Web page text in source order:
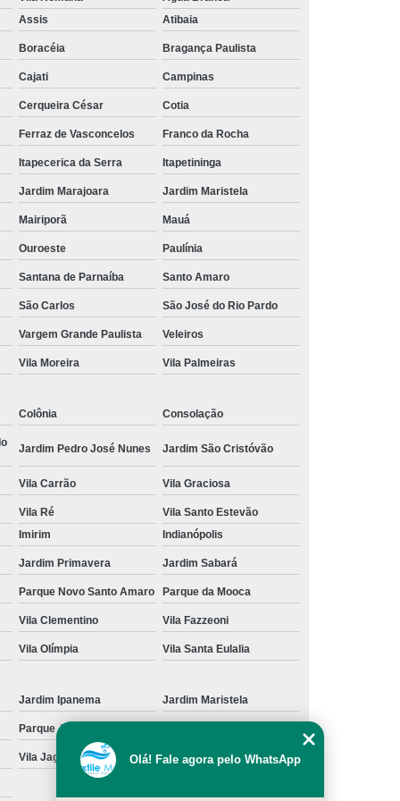
Toalha de Banho Fio Penteado
de Toalha de Banho Algodão
Locação de Toalha de Banho Grande
Aluguel de Toalha de Pedicure
Locação de Toalha de Manicure
Locação de Toalha Manicure Pedicure
de Toalha para Manicure e Pedicure
de Toalha para Pedicure e Manicure
Grande São Paulo
Locação de Toalha Banho e Rosto
de Toalha de Rosto Branca
de Toalha de Rosto Grande São Paulo
Locação de Toalha de Rosto Pequena
Locação de Toalha para Rosto
Aluguel de Toalha Industrial Nova
Aluguel de Toalha para Banheiro
de Toalha Industrial Grande São Paulo
Locação de Toalha Industrial São Paulo
Manta Absorção de óleo
óleo
Manta Absorvente Grande São Paulo
Assis Atibaia
Boracéia Bragança Paulista
Cajati Campinas
Cerqueira César Cotia
Ferraz de Vasconcelos Franco da Rocha
Itapecerica da Serra Itapetininga
Jardim Marajoara Jardim Maristela
Mairiporã Mauá
Ouroeste Paulínia
Santana de Parnaíba Santo Amaro
São Carlos São José do Rio Pardo
Vargem Grande Paulista Veleiros
Vila Moreira Vila Palmeiras
Colônia Consolação
Jardim Pedro José Nunes Jardim São Cristóvão
Vila Carrão Vila Graciosa
Vila Ré
Vila Santo Estevão
Imirim Indianópolis
Jardim Primavera Jardim Sabará
Parque Novo Santo Amaro Parque da Mooca
Vila Clementino Vila Fazzeoni
Vila Olímpia Vila Santa Eulalia
Jardim Ipanema Jardim Maristela
Parque Anhangüera
Vila Jaguara Vila Jaraguá
Olá! Fale agora pelo WhatsApp